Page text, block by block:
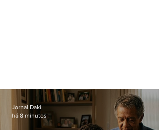
Jornal Daki
há 8 minutos